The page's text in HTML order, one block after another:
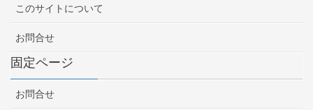
このサイトについて
お問合せ
固定ページ
お問合せ